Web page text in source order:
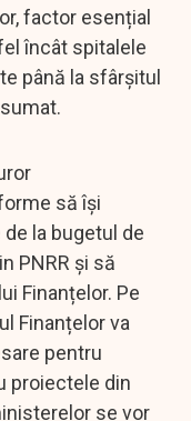
factor esențial
încât spitalele
până la sfârșitul
să își
la bugetul de
PNRR și să
Finanțelor. Pe
Finanțelor va
pentru
proiectele din
se vor